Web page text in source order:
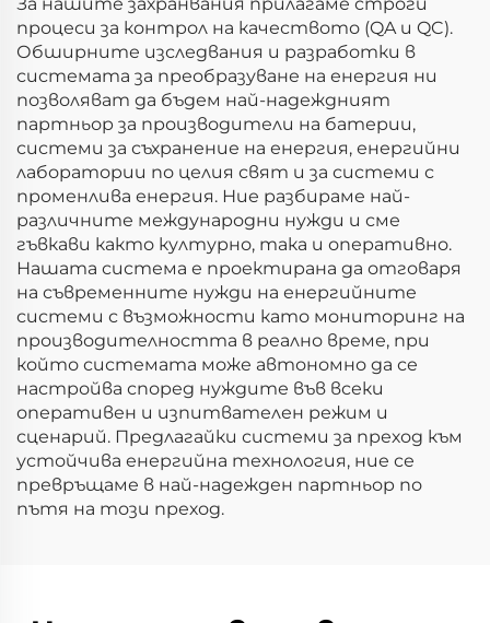
процеси за контрол на качеството (QA и QC).
Обширните изследвания и разработки в
системата за преобразуване на енергия ни
позволяват да бъдем най-надеждният
партньор за производители на батерии,
системи за съхранение на енергия, енергийни
лаборатории по целия свят и за системи с
променлива енергия. Ние разбираме най-
различните международни нужди и сме
гъвкави както културно, така и оперативно.
Нашата система е проектирана да отговаря
на съвременните нужди на енергийните
системи с възможности като мониторинг на
производителността в реално време, при
който системата може автономно да се
настройва според нуждите във всеки
оперативен и изпитвателен режим и
сценарий. Предлагайки системи за преход към
устойчива енергийна технология, ние се
превръщаме в най-надежден партньор по
пътя на този преход.